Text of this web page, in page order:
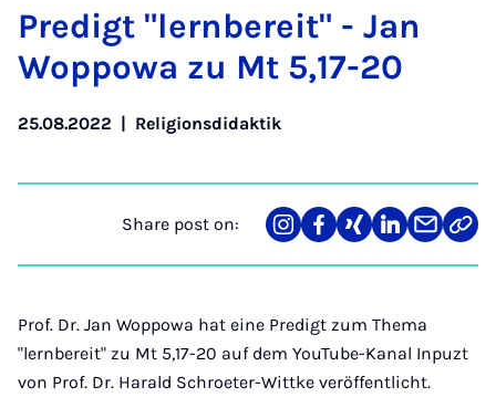
Pre­digt "lern­bereit" - Jan
Wop­powa zu Mt 5,17-20
25.08.2022 | Religionsdidaktik
Share post on:
Share
on
Teilen
auf
Teilen
auf
Teilen
auf
Teilen
über
Link
Prof. Dr. Jan Woppowa hat eine Predigt zum Thema
"lernbereit" zu Mt 5,17-20 auf dem YouTube-Kanal Inpuzt
von Prof. Dr. Harald Schroeter-Wittke veröffentlicht.